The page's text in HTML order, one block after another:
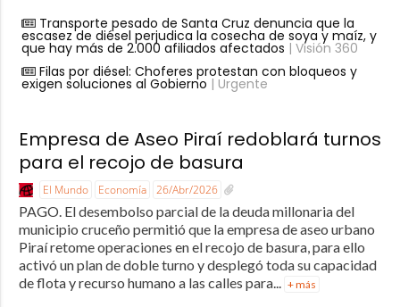
Transporte pesado de Santa Cruz denuncia que la
escasez de diésel perjudica la cosecha de soya y maíz, y
que hay más de 2.000 afiliados afectados | Visión 360
Filas por diésel: Choferes protestan con bloqueos y
exigen soluciones al Gobierno | Urgente
Empresa de Aseo Piraí redoblará turnos
para el recojo de basura
El Mundo Economía 26/Abr/2026
PAGO. El desembolso parcial de la deuda millonaria del
municipio cruceño permitió que la empresa de aseo urbano
Piraí retome operaciones en el recojo de basura, para ello
activó un plan de doble turno y desplegó toda su capacidad
de flota y recurso humano a las calles para... + más